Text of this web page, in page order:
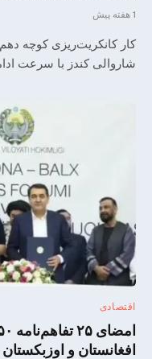
1 هفته پیش
کار کانکریت‌ریزی کوچه
شاروالی کندز با سرعت
اقتصادی
افغانستان و